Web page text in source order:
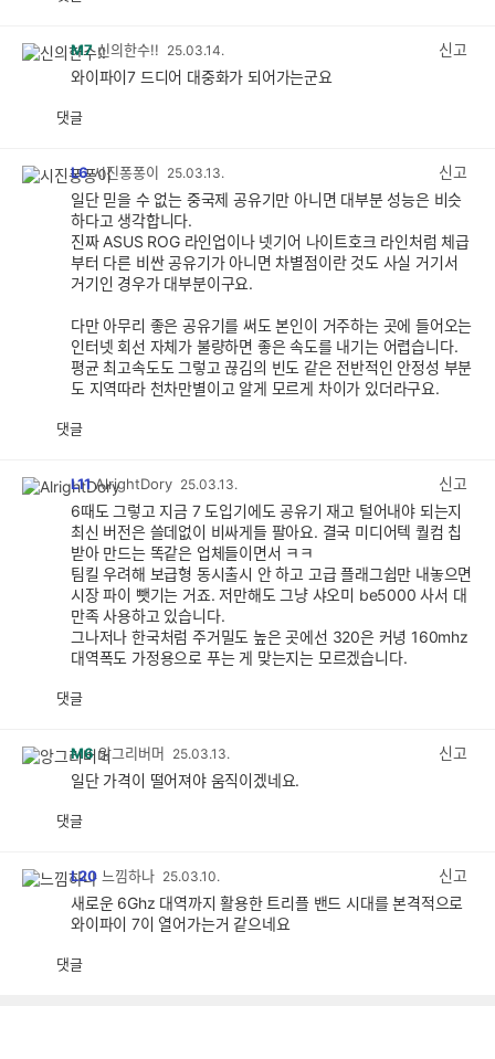
M7 신의한수!! 25.03.14.
신고
와이파이7 드디어 대중화가 되어가는군요
댓글
L6 시진퐁퐁이 25.03.13.
신고
일단 믿을 수 없는 중국제 공유기만 아니면 대부분 성능은 비슷
하다고 생각합니다.
진짜 ASUS ROG 라인업이나 넷기어 나이트호크 라인처럼 체급
부터 다른 비싼 공유기가 아니면 차별점이란 것도 사실 거기서
거기인 경우가 대부분이구요.
다만 아무리 좋은 공유기를 써도 본인이 거주하는 곳에 들어오는
인터넷 회선 자체가 불량하면 좋은 속도를 내기는 어렵습니다.
평균 최고속도도 그렇고 끊김의 빈도 같은 전반적인 안정성 부분
도 지역따라 천차만별이고 알게 모르게 차이가 있더라구요.
댓글
L11 AlrightDory 25.03.13.
신고
6때도 그렇고 지금 7 도입기에도 공유기 재고 털어내야 되는지
최신 버전은 쓸데없이 비싸게들 팔아요. 결국 미디어텍 퀄컴 칩
받아 만드는 똑같은 업체들이면서 ㅋㅋ
팀킬 우려해 보급형 동시출시 안 하고 고급 플래그쉽만 내놓으면
시장 파이 뺏기는 거죠. 저만해도 그냥 샤오미 be5000 사서 대
만족 사용하고 있습니다.
그나저나 한국처럼 주거밀도 높은 곳에선 320은 커녕 160mhz
대역폭도 가정용으로 푸는 게 맞는지는 모르겠습니다.
댓글
M6 앙그리버머 25.03.13.
신고
일단 가격이 떨어져야 움직이겠네요.
댓글
L20 느낌하나 25.03.10.
신고
새로운 6Ghz 대역까지 활용한 트리플 밴드 시대를 본격적으로
와이파이 7이 열어가는거 같으네요
댓글